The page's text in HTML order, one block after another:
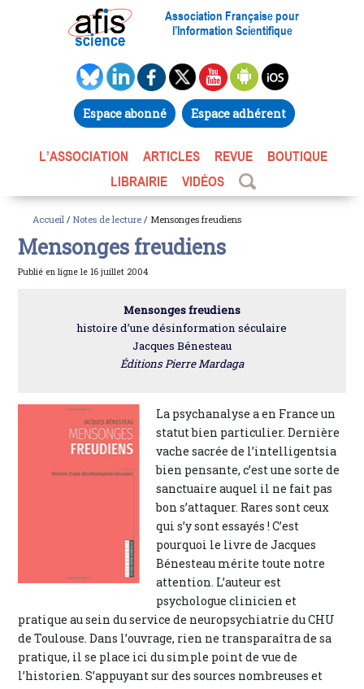
Association Française pour
l’Information Scientifique
Espace abonné Espace adhérent
L’ASSOCIATION ARTICLES REVUE
BOUTIQUE
LIBRAIRIE
VIDÉOS
Accueil / Notes de lecture / Mensonges freudiens
Mensonges freudiens
Publié en ligne le 16 juillet 2004
Mensonges freudiens
histoire d’une désinformation séculaire
Jacques Bénesteau
Éditions Pierre Mardaga
La psychanalyse a en France un
statut bien particulier. Dernière
vache sacrée de l’intelligentsia
bien pensante, c’est une sorte de
sanctuaire auquel il ne fait pas
bon s’attaquer. Rares sont ceux
qui s’y sont essayés ! C’est
pourquoi le livre de Jacques
Bénesteau mérite toute notre
attention. L’auteur est
psychologue clinicien et
pratique au sein du service de neuropsychiatrie du CHU
de Toulouse. Dans l’ouvrage, rien ne transparaîtra de sa
pratique, il se place ici du simple point de vue de
l’historien. S’appuyant sur des sources nombreuses et